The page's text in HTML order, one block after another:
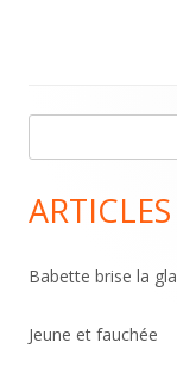
Sidebar
e
h
c
Babette brise la
Jeune et fauchée